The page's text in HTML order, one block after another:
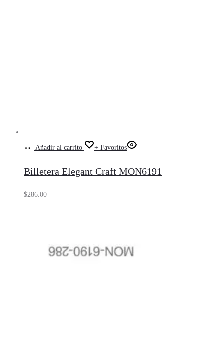
Añadir al carrito + Favoritos
Billetera Elegant Craft MON6191
$286.00